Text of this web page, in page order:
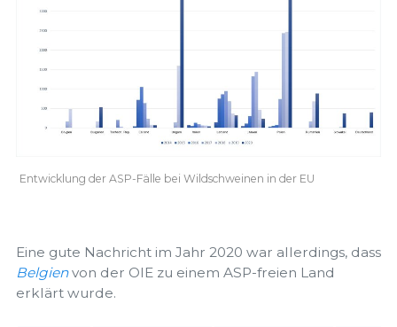
Entwicklung der ASP-Fälle bei Wildschweinen in der EU
Eine gute Nachricht im Jahr 2020 war allerdings, dass
Belgienvon der OIE zu einem ASP-freien Land
erklärt wurde.